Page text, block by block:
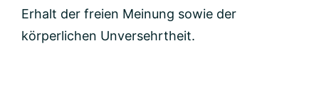
Erhalt der freien Meinung sowie der
körperlichen Unversehrtheit.